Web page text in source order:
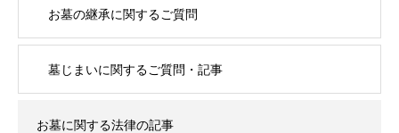
お墓の継承に関するご質問
墓じまいに関するご質問・記事
お墓に関する法律の記事